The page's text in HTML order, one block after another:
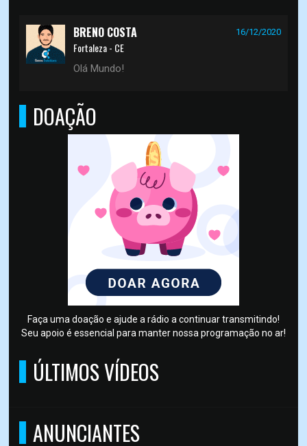
BRENO COSTA 16/12/2020
Fortaleza - CE
Olá Mundo!
DOAÇÃO
Faça uma doação e ajude a rádio a continuar transmitindo!
Seu apoio é essencial para manter nossa programação no ar!
ÚLTIMOS VÍDEOS
ANUNCIANTES